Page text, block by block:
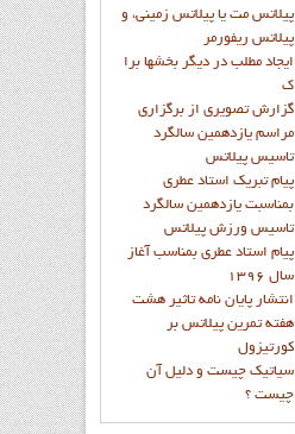
پیلاتس مت یا پیلاتس زمینی، و
پیلاتس ریفورمر
ايجاد مطلب در ديگر بخشها برا
ک
گزارش تصويري از برگزاري
مراسم يازدهمين سالگرد
تاسيس پيلاتس
پيام تبريک استاد عطري
بمناسبت يازدهمين سالگرد
تاسيس ورزش پيلاتس
پيام استاد عطري بمناسب آغاز
سال 1396
انتشار پايان نامه تاثیر هشت
هفته تمرین پیلاتس بر
کورتیزول
سیاتیک چیست و دلیل آن
چیست ؟